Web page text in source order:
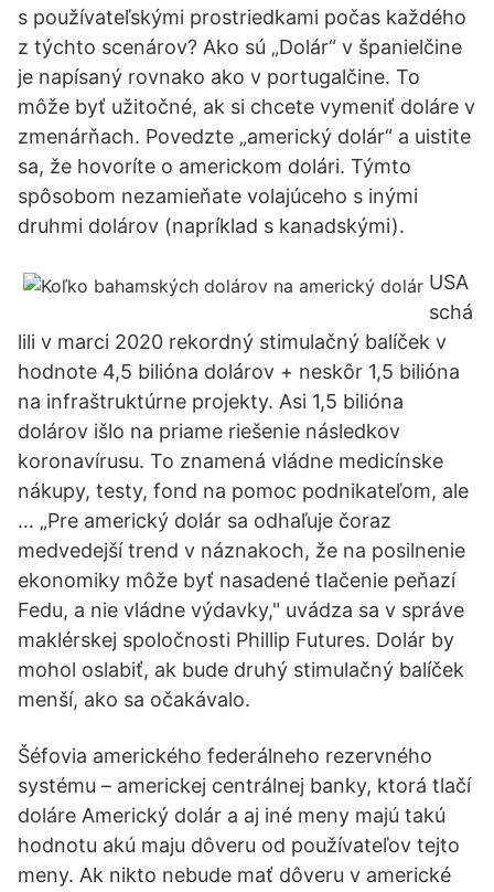
s používateľskými prostriedkami počas každého
z týchto scenárov? Ako sú „Dolár“ v španielčine
je napísaný rovnako ako v portugalčine. To
môže byť užitočné, ak si chcete vymeniť doláre v
zmenárňach. Povedzte „americký dolár“ a uistite
sa, že hovoríte o americkom dolári. Týmto
spôsobom nezamieňate volajúceho s inými
druhmi dolárov (napríklad s kanadskými).
USA
schá
lili v marci 2020 rekordný stimulačný balíček v
hodnote 4,5 bilióna dolárov + neskôr 1,5 bilióna
na infraštruktúrne projekty. Asi 1,5 bilióna
dolárov išlo na priame riešenie následkov
koronavírusu. To znamená vládne medicínske
nákupy, testy, fond na pomoc podnikateľom, ale
… „Pre americký dolár sa odhaľuje čoraz
medvedejší trend v náznakoch, že na posilnenie
ekonomiky môže byť nasadené tlačenie peňazí
Fedu, a nie vládne výdavky," uvádza sa v správe
maklérskej spoločnosti Phillip Futures. Dolár by
mohol oslabiť, ak bude druhý stimulačný balíček
menší, ako sa očakávalo.
Šéfovia amerického federálneho rezervného
systému – americkej centrálnej banky, ktorá tlačí
doláre Americký dolár a aj iné meny majú takú
hodnotu akú maju dôveru od používateľov tejto
meny. Ak nikto nebude mať dôveru v americké